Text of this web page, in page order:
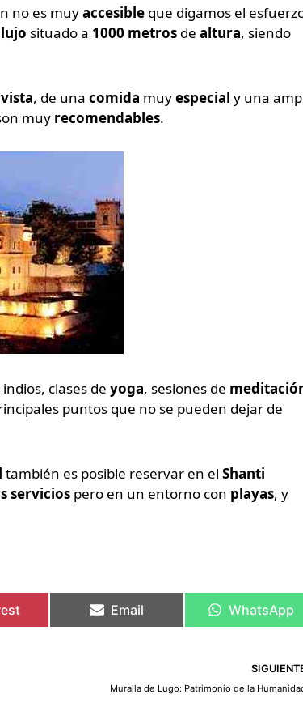
no es muyaccesible que digamos el
lujo situado a 1000 metros de altura, siendo
, de una comida muyespecial y una
muy recomendables.
indios, clases de yoga, sesiones de
puntos que no se pueden dejar de
también es posible reservar en el Shanti
servicios pero en un entorno con playas, y
Email WhatsApp
Muralla de Lugo: Patrimonio de la